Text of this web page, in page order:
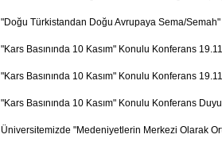
"Doğu Türkistandan Doğu Avrupaya Sema/Semah"
"Kars Basınında 10 Kasım" Konulu Konferans
"Kars Basınında 10 Kasım" Konulu Konferans
"Kars Basınında 10 Kasım" Konulu Konferans
Üniversitemizde "Medeniyetlerin Merkezi Olarak